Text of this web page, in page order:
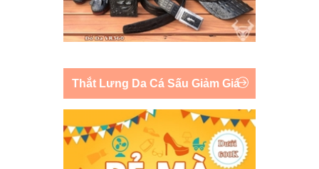
Thắt Lưng Da Cá Sấu Giảm Giá